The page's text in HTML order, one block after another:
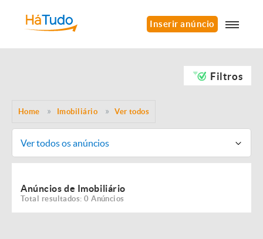
Inserir anúncio
Filtros
Home Imobiliário Ver todos
Ver todos os anúncios
Anúncios de Imobiliário
Total resultados: 0 Anúncios